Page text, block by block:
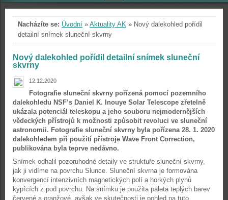
Nacházíte se: Úvodní » Aktuality AK » Nový dalekohled pořídil
detailní snímek sluneční skvrny
Nový dalekohled pořídil detailní snímek sluneční
skvrny
12.12.2020
Fotografie sluneční skvrny pořízená pomocí pozemního
dalekohledu NSF’s Daniel K. Inouye Solar Telescope zřetelně
ukázala potenciál teleskopu a jeho souboru nejmodernějších
vědeckých přístrojů k možnosti způsobit revoluci ve sluneční
astronomii. Fotografie sluneční skvrny byla pořízena 28. 1. 2020
dalekohledem při použití přístroje Wave Front Correction,
publikována byla teprve nedávno.
Snímek odhalil pozoruhodné detaily ve struktuře sluneční skvrny,
jak ji vidíme na povrchu Slunce. Sluneční skvrna je formována
konvergencí intenzivních magnetických polí a horkých plynů
kypících z pod povrchu. Na snímku je použita paleta teplých barev
červené a oranžové, avšak ve skutečnosti je pohled na tuto